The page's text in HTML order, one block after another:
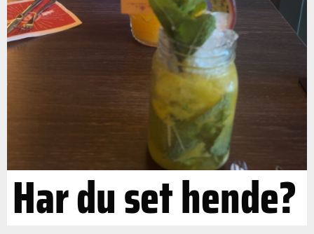
Har du set hende?